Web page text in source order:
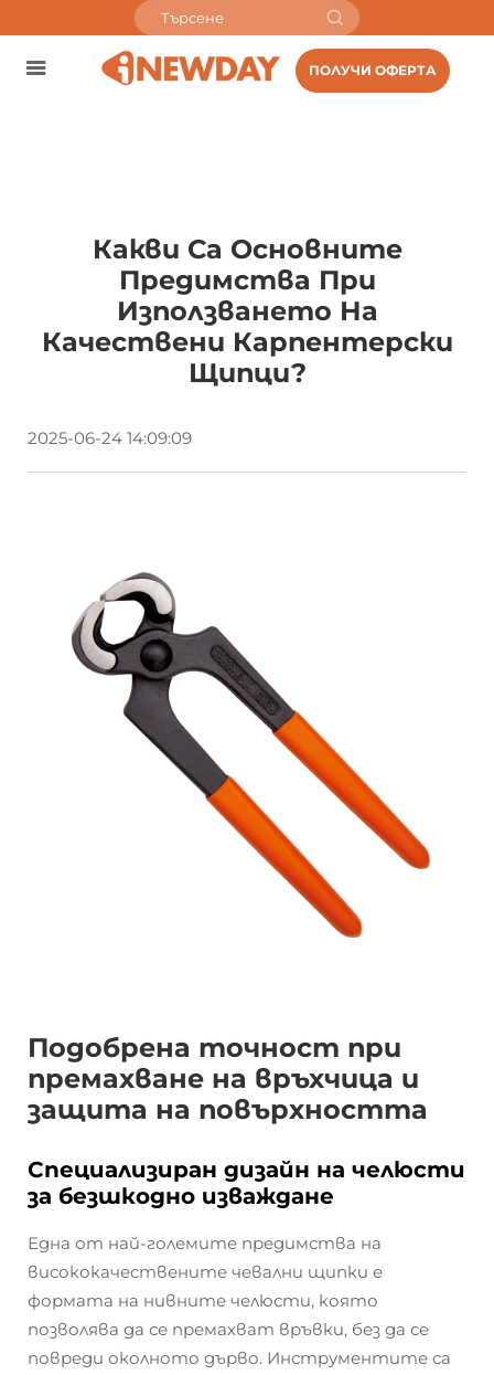
ПОЛУЧИ ОФЕРТА
Какви Са Основните
Предимства При
Използването На
Качествени Карпентерски
Щипци?
2025-06-24 14:09:09
Подобрена точност при
премахване на връхчица и
защита на повърхността
Специализиран дизайн на челюсти
за безшкодно изваждане
Една от най-големите предимства на
висококачествените чевални щипки е
формата на нивните челюсти, която
позволява да се премахват връвки, без да се
повреди околното дърво. Инструментите са